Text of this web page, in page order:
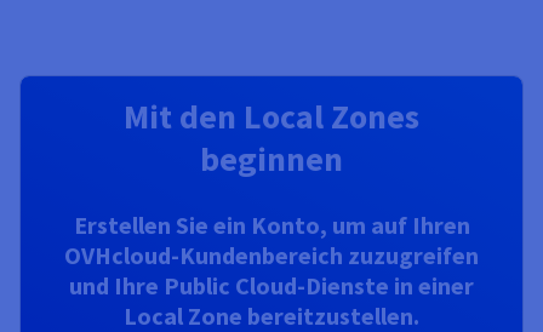
Mit den Local Zones
beginnen
Erstellen Sie ein Konto, um auf Ihren
OVHcloud-Kundenbereich zuzugreifen
und Ihre Public Cloud-Dienste in einer
Local Zone bereitzustellen.